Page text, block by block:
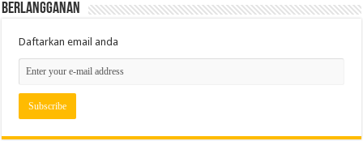
Berlangganan
Daftarkan email anda